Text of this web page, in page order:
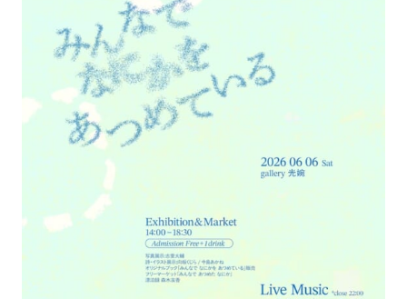
#Commune H #FOCUS IT
#ととけん #FASHION #MUSIC
#LIFESTYLE #SNEAKER #OUTDOOR
#SPORTS #HANDSOME HANDBOOK